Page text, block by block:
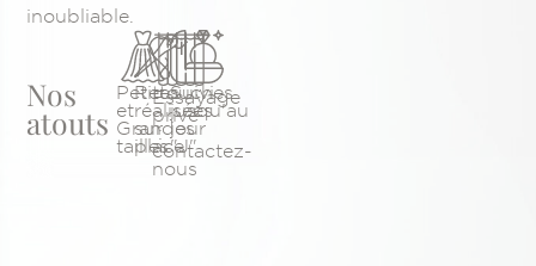
inoubliable.
Nos
atouts
Petites
et
Grandes
tailles
Retouches
réalisées
sur
place
Essayage
privé
:
contactez-
nous
Suivi
jusqu'au
jour
"J"